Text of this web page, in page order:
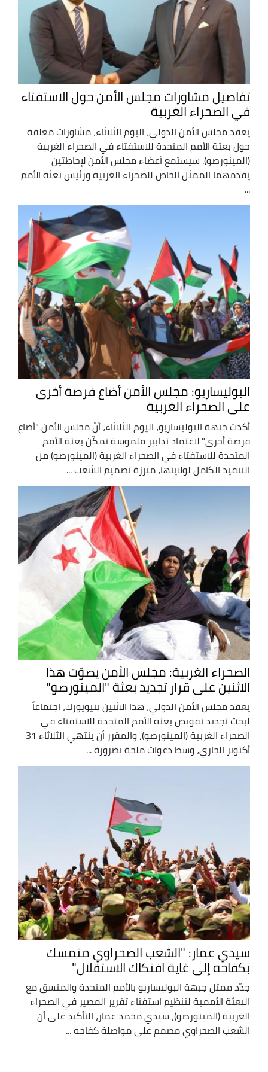
تفاصيل مشاورات مجلس الأمن حول الاستفتاء
في الصحراء الغربية
يعقد مجلس الأمن الدولي، اليوم الثلاثاء، مشاورات مغلقة
حول بعثة الأمم المتحدة للاستفتاء في الصحراء الغربية
(المينورصو). سيستمع أعضاء مجلس الأمن لإحاطتين
يقدمهما الممثل الخاص للصحراء الغربية ورئيس بعثة الأمم
البوليساريو: مجلس الأمن أضاع فرصة أخرى
على الصحراء الغربية
أكدت جبهة البوليساريو، اليوم الثلاثاء، أنّ مجلس الأمن "أضاع
فرصة أخرى" لاعتماد تدابير ملموسة تمكّن بعثة الأمم
المتحدة للاستفتاء في الصحراء الغربية (المينورصو) من
التنفيذ الكامل لولايتها، مبرزة تصميم الشعب ...
الصحراء الغربية: مجلس الأمن يصوّت هذا
الاثنين على قرار تجديد بعثة "المينورصو"
يعقد مجلس الأمن الدولي، هذا الاثنين بنيويورك، اجتماعاً
لبحث تجديد تفويض بعثة الأمم المتحدة للاستفتاء في
الصحراء الغربية (المينورصو)، والمقرر أن ينتهي الثلاثاء 31
أكتوبر الجاري، وسط دعوات ملحة بضرورة ...
سيدي عمار: "الشعب الصحراوي متمسك
بكفاحه إلى غاية افتكاك الاستقلال"
جدّد ممثل جبهة البوليساريو بالأمم المتحدة والمنسق مع
البعثة الأممية لتنظيم استفتاء تقرير المصير في الصحراء
الغربية (المينورصو)، سيدي محمد عمار، التأكيد على أن
الشعب الصحراوي مصمم على مواصلة كفاحه ...